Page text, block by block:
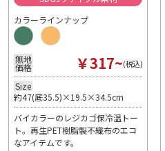
カラーラインナップ
無地
価格 ￥317~(税込)
Size
約47(底35.5)×19.5×34.5cm
バイカラーのレジカゴ保冷温トー
ト。再生PET樹脂製不織布のエコ
なアイテムです。